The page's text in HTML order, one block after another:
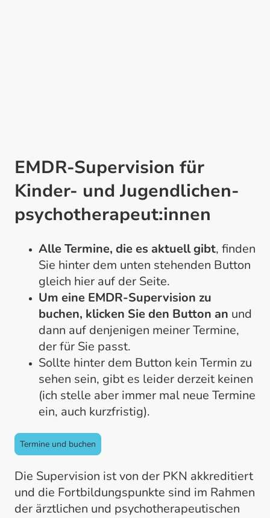
EMDR-Supervision für
Kinder- und Jugendlichen-
psychotherapeut:innen
Alle Termine, die es aktuell gibt, finden
Sie hinter dem unten stehenden Button
gleich hier auf der Seite.
Um eine EMDR-Supervision zu
buchen, klicken Sie den Button an und
dann auf denjenigen meiner Termine,
der für Sie passt.
Sollte hinter dem Button kein Termin zu
sehen sein, gibt es leider derzeit keinen
(ich stelle aber immer mal neue Termine
ein, auch kurzfristig).
Termine und buchen
Die Supervision ist von der PKN akkreditiert
und die Fortbildungspunkte sind im Rahmen
der ärztlichen und psychotherapeutischen